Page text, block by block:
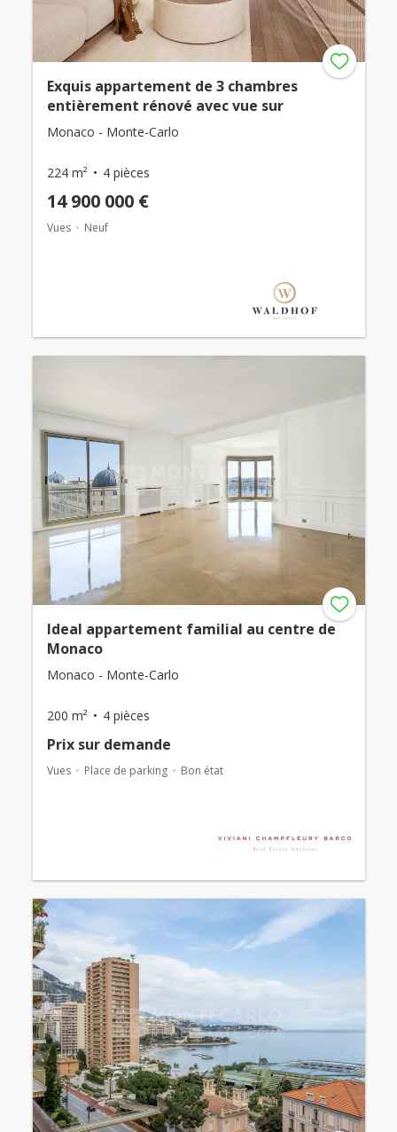
Exquis appartement de 3 chambres
entièrement rénové avec vue sur
Monaco - Monte-Carlo
224 m² 4 pièces
14 900 000 €
Vues Neuf
Ideal appartement familial au centre de
Monaco
Monaco - Monte-Carlo
200 m² 4 pièces
Prix ​​sur demande
Vues Place de parking Bon état